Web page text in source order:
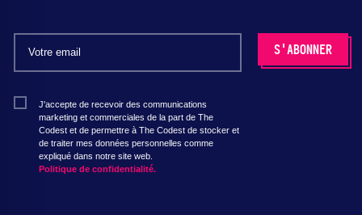
J'accepte de recevoir des communications
marketing et commerciales de la part de The
Codest et de permettre à The Codest de stocker et
de traiter mes données personnelles comme
expliqué dans notre site web.
Politique de confidentialité.